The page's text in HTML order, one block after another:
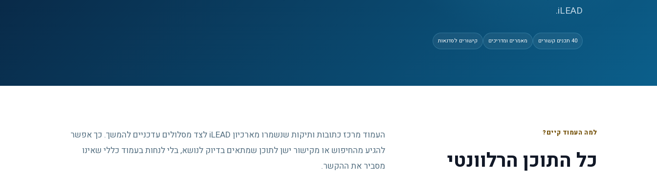
iLEAD.
40 תכנים קשורים מאמרים ומדריכים קישורים לסדנאות
למה העמוד קיים?
כל התוכן הרלוונטי
העמוד מרכז כתובות ותיקות שנשמרו מארכיון iLEAD לצד מסלולים עדכניים להמשך. כך אפשר
להגיע מהחיפוש או מקישור ישן לתוכן שמתאים בדיוק לנושא, בלי לנחות בעמוד כללי שאינו
מסביר את ההקשר.